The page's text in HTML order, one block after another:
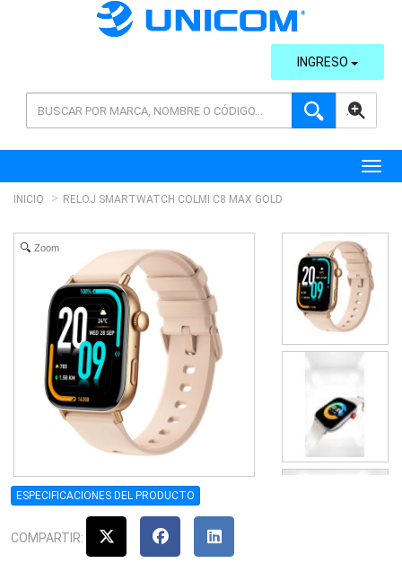
AVANZADA
INGRESO
INICIO RELOJ SMARTWATCH COLMI C8 MAX GOLD
Zoom
ESPECIFICACIONES DEL PRODUCTO
COMPARTIR: